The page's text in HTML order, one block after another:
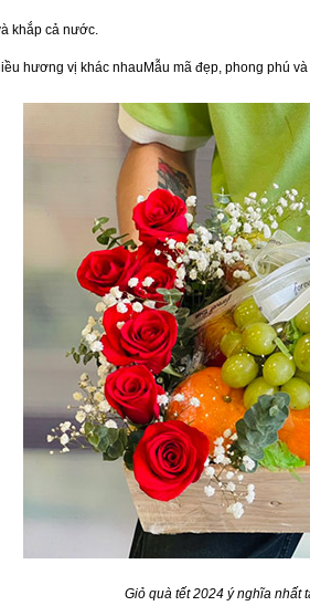
khắp cả nước.
hương vị khác nhauMẫu mã đẹp, phong phú
Giỏ quà tết 2024 ý nghĩa nhất